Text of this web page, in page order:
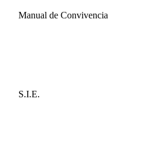
Manual de Convivencia
S.I.E.